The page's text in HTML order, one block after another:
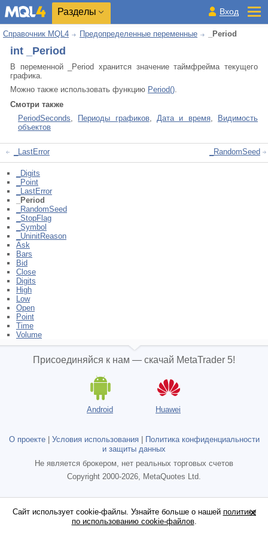
Разделы Вход
Справочник MQL4 Предопределенные переменные _Period
int _Period
В переменной _Period хранится значение таймфрейма текущего
графика.
Можно также использовать функцию Period().
Смотри также
PeriodSeconds, Периоды графиков,Дата и время,
Видимость
объектов
_LastError _RandomSeed
_Digits
_Point
_LastError
_Period
_RandomSeed
_StopFlag
_Symbol
_UninitReason
Ask
Bars
Bid
Close
Digits
High
Low
Open
Point
Time
Volume
Присоединяйся к нам — скачай MetaTrader 5!
Android Huawei
О проекте| Условия использования|
Политика конфиденциальности
и защиты данных
Не является брокером, нет реальных торговых счетов
Copyright 2000-2026, MetaQuotes Ltd.
Сайт использует cookie-файлы. Узнайте больше о нашей политике
по использованию cookie-файлов.
Сайт использует cookie-файлы. Узнайте больше о нашей политике
по использованию cookie-файлов.